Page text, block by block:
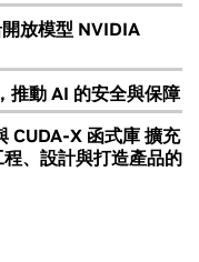
放模型 NVIDIA
推動 AI 的安全與保障
CUDA-X 函式庫 擴充
、設計與打造產品的